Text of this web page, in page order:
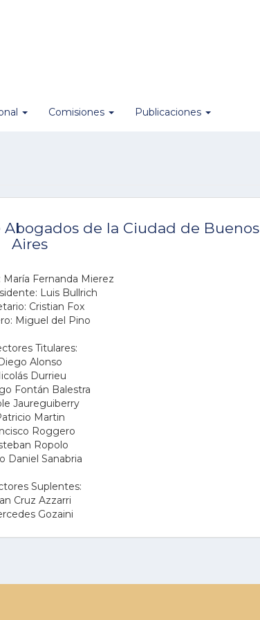
Comisiones Publicaciones
de la Ciudad de Buenos
Aires
María Fernanda Mierez
Luis Bullrich
Cristian Fox
Miguel del Pino
Titulares:
Alonso
Durrieu
Fontán Balestra
Jaureguiberry
Martin
Roggero
Ropolo
Daniel Sanabria
Suplentes:
Cruz Azzarri
Gozaini